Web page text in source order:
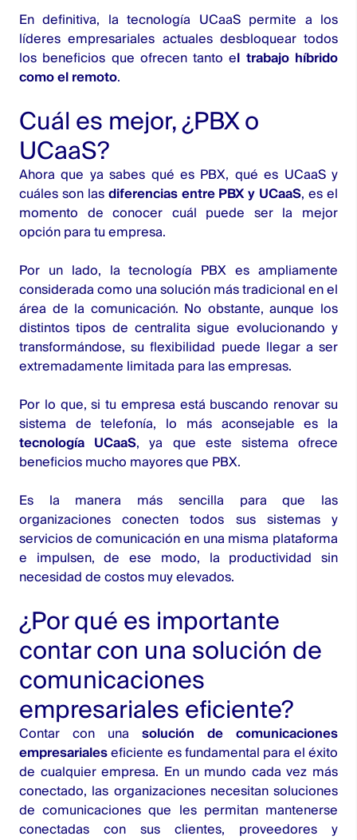
En definitiva, la tecnología UCaaS permite a los
líderes empresariales actuales desbloquear todos
los beneficios que ofrecen tanto el trabajo híbrido
como el remoto.
Cuál es mejor, ¿PBX o
UCaaS?
Ahora que ya sabes qué es PBX, qué es UCaaS y
cuáles son las diferencias entre PBX y UCaaS, es el
momento de conocer cuál puede ser la mejor
opción para tu empresa.
Por un lado, la tecnología PBX es ampliamente
considerada como una solución más tradicional en el
área de la comunicación. No obstante, aunque los
distintos tipos de centralita sigue evolucionando y
transformándose, su flexibilidad puede llegar a ser
extremadamente limitada para las empresas.
Por lo que, si tu empresa está buscando renovar su
sistema de telefonía, lo más aconsejable es la
tecnología UCaaS, ya que este sistema ofrece
beneficios mucho mayores que PBX.
Es la manera más sencilla para que las
organizaciones conecten todos sus sistemas y
servicios de comunicación en una misma plataforma
e impulsen, de ese modo, la productividad sin
necesidad de costos muy elevados.
¿Por qué es importante
contar con una solución de
comunicaciones
empresariales eficiente?
Contar con una solución de comunicaciones
empresarialeseficiente es fundamental para el éxito
de cualquier empresa. En un mundo cada vez más
conectado, las organizaciones necesitan soluciones
de comunicaciones que les permitan mantenerse
conectadas con sus clientes, proveedores y